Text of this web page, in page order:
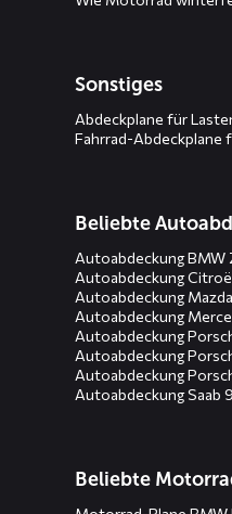
Sonstiges
Abdeckplane für
Fahrrad-Abdeckplane
Beliebte
Autoabdeckung BMW
Autoabdeckung
Autoabdeckung
Autoabdeckung
Autoabdeckung
Autoabdeckung
Autoabdeckung
Autoabdeckung Saab
Beliebte